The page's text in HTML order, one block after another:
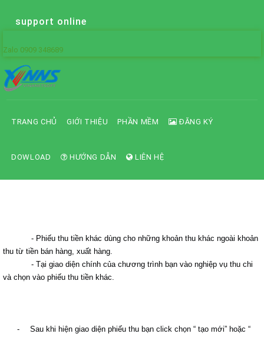
support online
Zalo 0909 348689
TRANG CHỦ GIỚI THIỆU PHẦN MỀM ĐĂNG KÝ
DOWLOAD HƯỚNG DẪN LIÊN HỆ
- Phiếu thu tiền khác dùng cho những khoản thu khác ngoài khoản
thu từ tiền bán hàng, xuất hàng.
- Tại giao diện chính của chương trình bạn vào nghiệp vụ thu chi
và chọn vào phiếu thu tiền khác.
-
Sau khi hiện giao diện phiếu thu bạn click chọn “ tạo mới” hoặc “